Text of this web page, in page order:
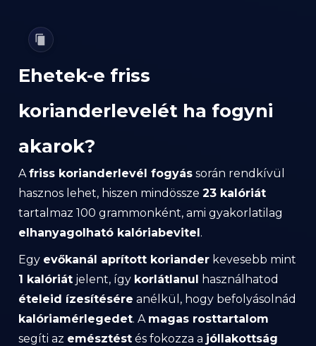
Ehetek-e friss
korianderlevelét ha fogyni
akarok?
A friss korianderlevél fogyás során rendkívül
hasznos lehet, hiszen mindössze 23 kalóriát
tartalmaz 100 grammonként, ami gyakorlatilag
elhanyagolható kalóriabevitel.
Egy evőkanál aprított koriander kevesebb mint
1 kalóriát jelent, így korlátlanul használhatod
ételeid ízesítésére anélkül, hogy befolyásolnád
kalóriamérlegedet. A magas rosttartalom
segíti az emésztést és fokozza a jóllakottság